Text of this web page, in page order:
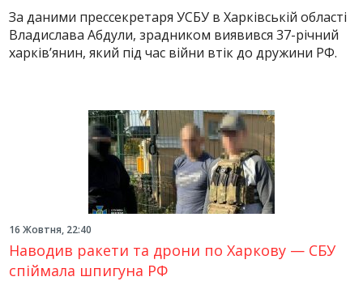
За даними прессекретаря УСБУ в Харківській області
Владислава Абдули, зрадником виявився 37-річний
харків’янин, який під час війни втік до дружини РФ.
16 Жовтня, 22:40
Наводив ракети та дрони по Харкову — СБУ
спіймала шпигуна РФ